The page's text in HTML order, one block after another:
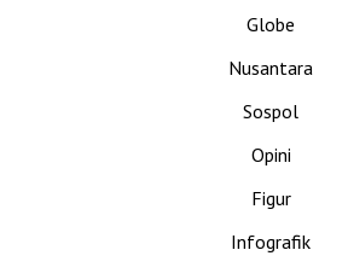
Globe
Nusantara
Sospol
Opini
Figur
Infografik